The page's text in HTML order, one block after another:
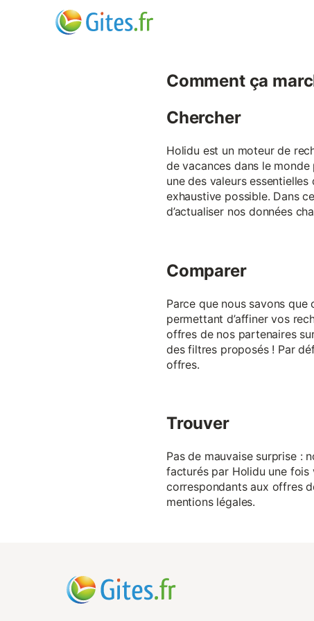
Comment ça
Chercher
Holidu est un moteur de
de vacances dans le
une des valeurs
exhaustive possible. Dans
d’actualiser nos données
Comparer
Parce que nous savons
permettant d’affiner vos
offres de nos partenaires
des filtres proposés ! Par
offres.
Trouver
Pas de mauvaise surprise :
facturés par Holidu une
correspondants aux offres
mentions légales.